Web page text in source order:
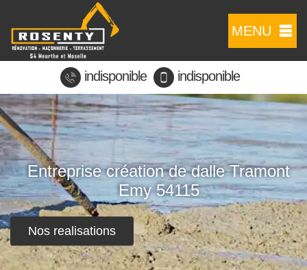
MENU
indisponible indisponible
Entreprise création de dalle Tramont
Emy 54115
Nos realisations